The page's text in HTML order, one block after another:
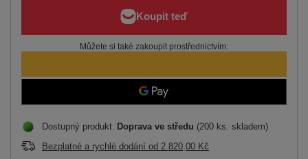
Můžete si také zakoupit prostřednictvím:
Dostupný produkt Doprava ve středu (200 ks. skladem)
Bezplatné a rychlé dodání od 2 820,00 Kč